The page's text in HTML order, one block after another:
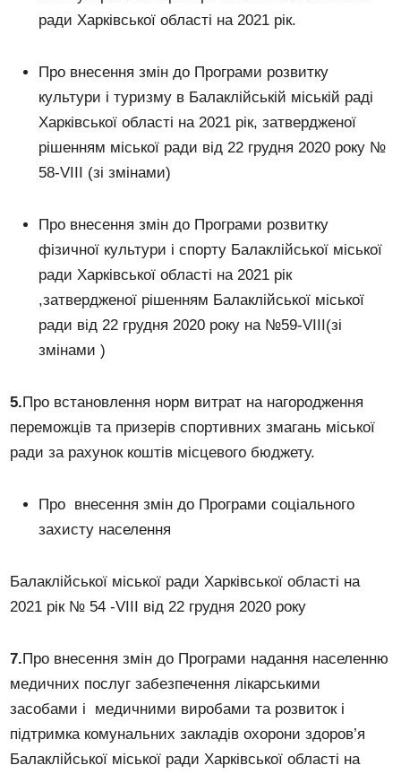
ради Харківської області на 2021 рік.
Про внесення змін до Програми розвитку
культури і туризму в Балаклійській міській раді
Харківської області на 2021 рік, затвердженої
рішенням міської ради від 22 грудня 2020 року №
58-VІІI (зі змінами)
Про внесення змін до Програми розвитку
фізичної культури і спорту Балаклійської міської
ради Харківської області на 2021 рік
,затвердженої рішенням Балаклійської міської
ради від 22 грудня 2020 року на №59-VIII(зі
змінами )
5.Про встановлення норм витрат на нагородження
переможців та призерів спортивних змагань міської
ради за рахунок коштів місцевого бюджету.
Про внесення змін до Програми соціального
захисту населення
Балаклійської міської ради Харківської області на
2021 рік № 54 -VІІI від 22 грудня 2020 року
7.Про внесення змін до Програми надання населенню
медичних послуг забезпечення лікарськими
засобами і медичними виробами та розвиток і
підтримка комунальних закладів охорони здоров’я
Балаклійської міської ради Харківської області на